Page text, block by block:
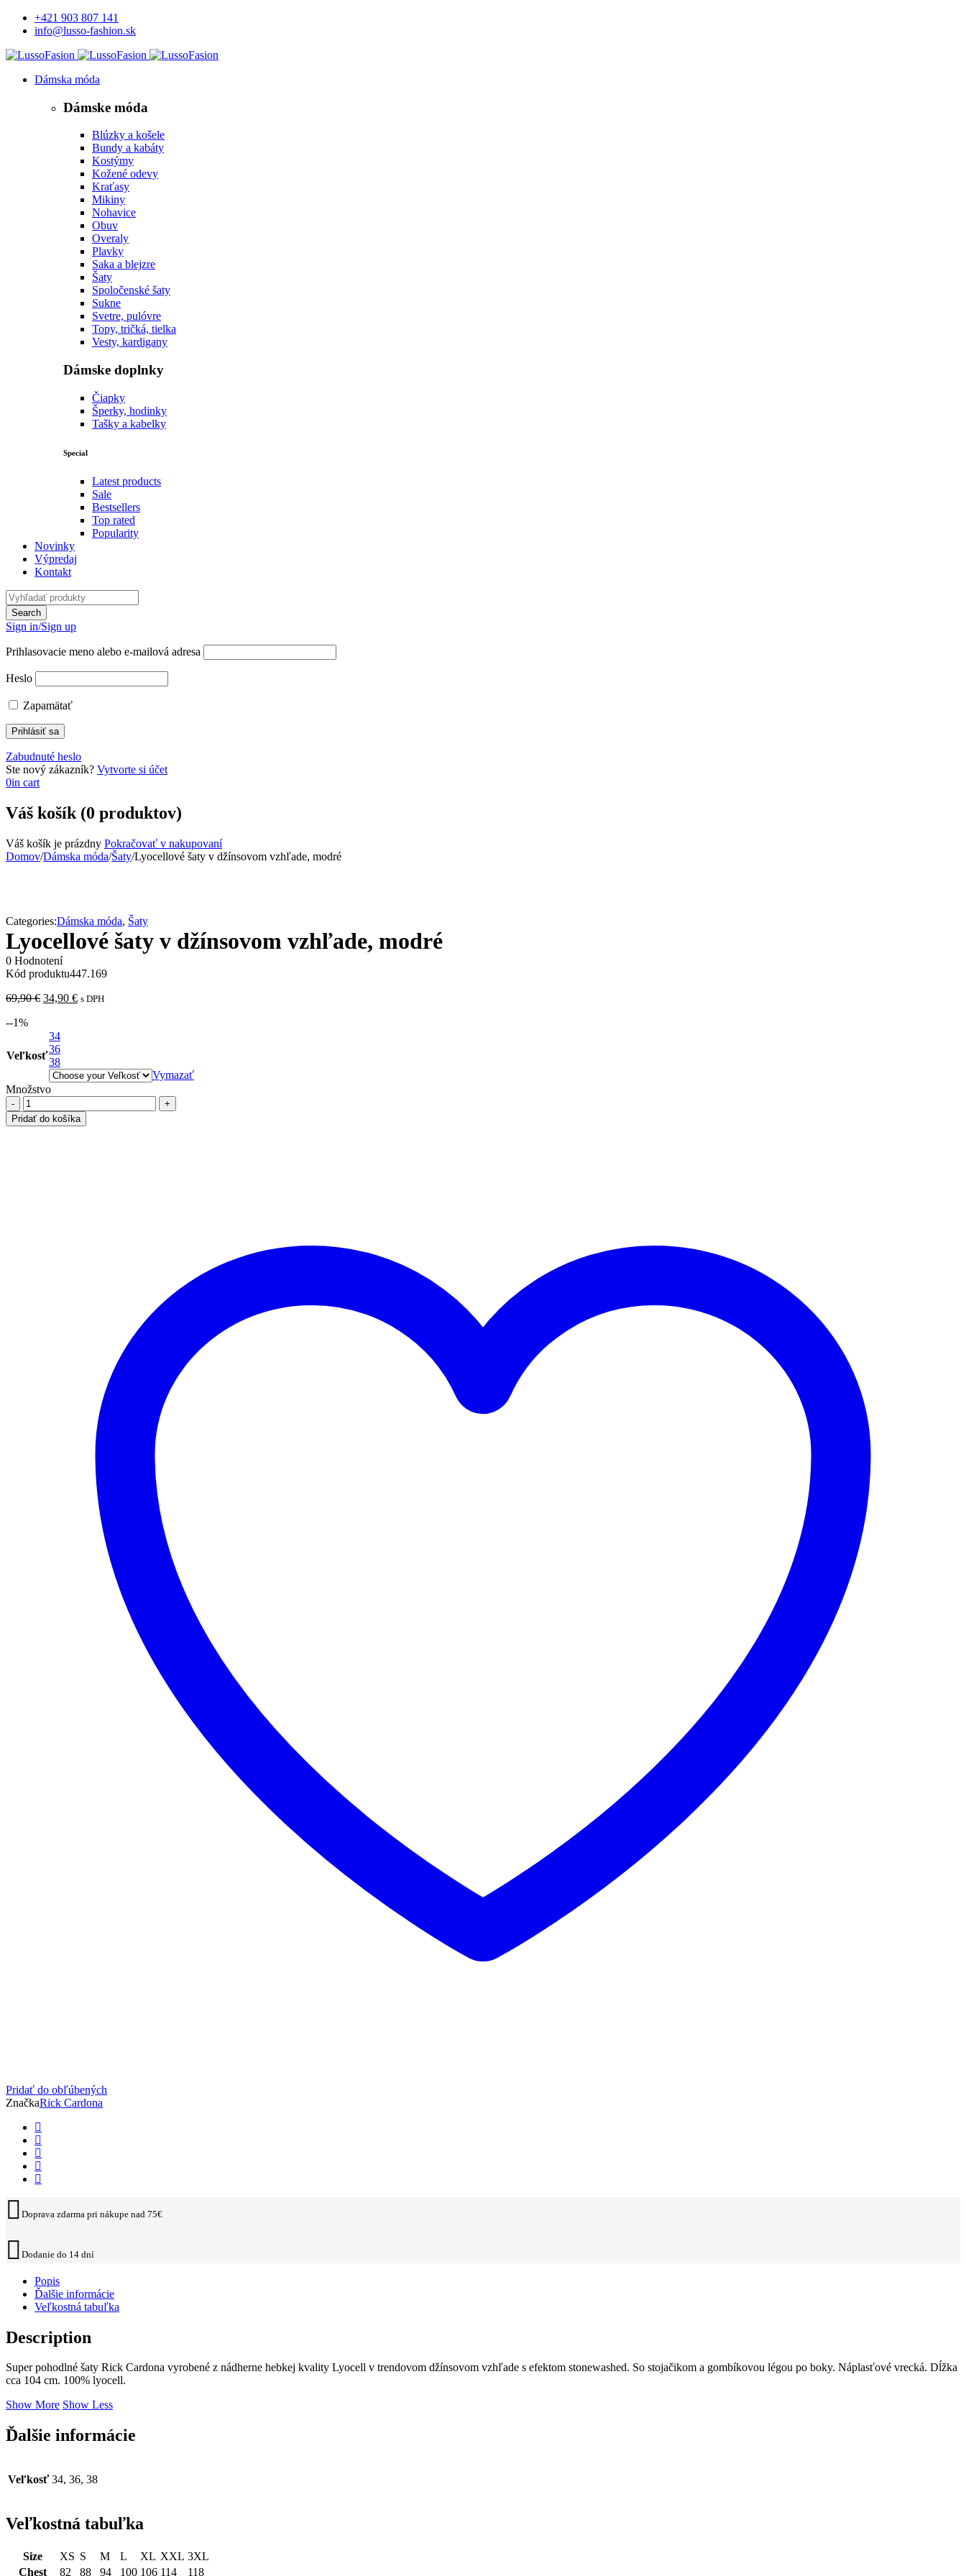
+421 903 807 141
info@lusso-fashion.sk
Dámska móda
Dámske móda
Blúzky a košele
Bundy a kabáty
Kostýmy
Kožené odevy
Kraťasy
Mikiny
Nohavice
Obuv
Overaly
Plavky
Saka a blejzre
Šaty
Spoločenské šaty
Sukne
Svetre, pulóvre
Topy, tričká, tielka
Vesty, kardigany
Dámske doplnky
Čiapky
Šperky, hodinky
Tašky a kabelky
Special
Latest products
Sale
Bestsellers
Top rated
Popularity
Novinky
Výpredaj
Kontakt
Sign in/Sign up
Prihlasovacie meno alebo e-mailová adresa
Heslo
Zapamätať
Zabudnuté heslo
Ste nový zákazník? Vytvorte si účet
0in cart
Váš košík (0 produktov)
Váš košík je prázdny Pokračovať v nakupovaní
Domov/Dámska móda/Šaty/Lyocellové šaty v džínsovom vzhľade, modré
Categories:Dámska móda, Šaty
Lyocellové šaty v džínsovom vzhľade, modré
0 Hodnotení
Kód produktu447.169
69,90€ Pôvodná
69,90 €.
34,90 €Aktuálna
s DPH
--1%
Veľkosť
34
36
38
Vymazať
Množstvo
množstvo
Lyocellové
šaty
Pridať do košíka
Pridať do obľúbených
ZnačkaRick Cardona
Doprava zdarma pri nákupe nad 75€
Dodanie do 14 dní
Popis
Ďalšie informácie
Veľkostná tabuľka
Description
Super pohodlné šaty Rick Cardona vyrobené z nádherne hebkej kvality Lyocell v trendovom džínsovom vzhľade s efektom stonewashed. So stojačikom a gombíkovou légou po boky. Náplasťové vrecká. Dĺžka
cca 104 cm. 100% lyocell.
Show More Show Less
Ďalšie informácie
Veľkosť 34, 36, 38
Veľkostná tabuľka
Size XS S M L XL XXL 3XL
Chest
82 88 94 100 106 114 118